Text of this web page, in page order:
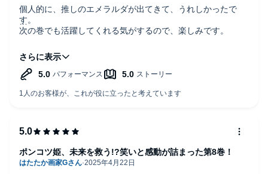
個人的に、推しのエメラルダが出てきて、うれしかったで
す。
次の巻でも活躍してくれる気がするので、楽しみです。
あと、最初の時間軸の話、もうないかと思ってましたが、今
回あって良かったです。
ビターな話ですが、今後も、ちょいちょい入れてくれるとい
ポンコツ姫、未来を救う!?笑いと感動が詰まった第8巻！